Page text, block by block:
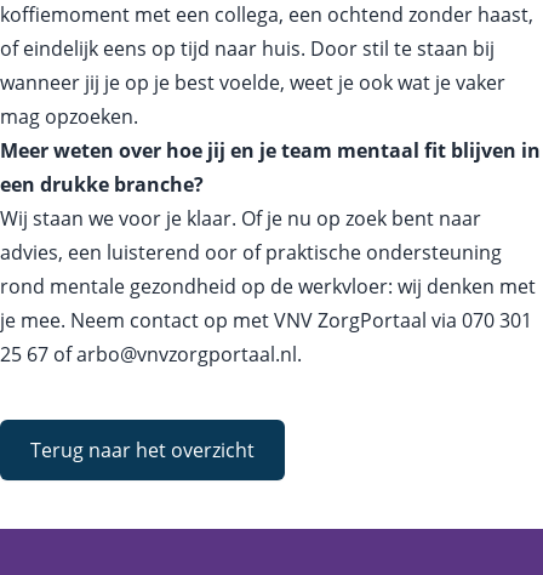
koffiemoment met een collega, een ochtend zonder haast,
of eindelijk eens op tijd naar huis. Door stil te staan bij
wanneer jij je op je best voelde, weet je ook wat je vaker
mag opzoeken.
Meer weten over hoe jij en je team mentaal fit blijven in
een drukke branche?
Wij staan we voor je klaar. Of je nu op zoek bent naar
advies, een luisterend oor of praktische ondersteuning
rond mentale gezondheid op de werkvloer: wij denken met
je mee. Neem contact op met VNV ZorgPortaal via 070 301
25 67 ofarbo@vnvzorgportaal.nl.
Terug naar het overzicht